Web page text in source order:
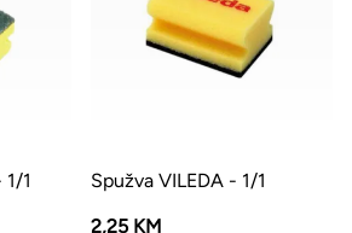
1/1
Spužva VILEDA - 1/1
2,25 KM